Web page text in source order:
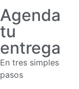
Agenda
tu
entrega
En tres simples
pasos